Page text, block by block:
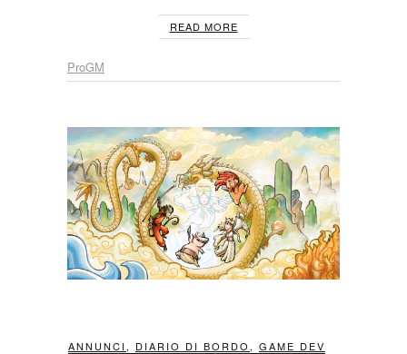
READ MORE
ProGM
ANNUNCI, DIARIO DI BORDO , GAME DEV